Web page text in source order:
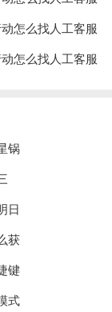
锅
日
获
键
式